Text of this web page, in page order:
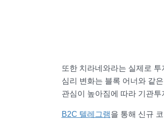
또한 치라네와라는 실제로
심리 변화는 블록 어너와 같
관심이 높아짐에 따라 기관
B2C 텔레그램을 통해 신규